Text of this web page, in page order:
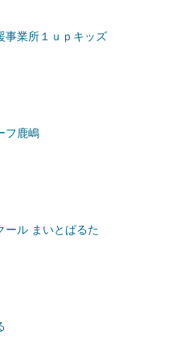
事業所１ｕｐキッズ
フ鹿嶋
ール まいとぱるた